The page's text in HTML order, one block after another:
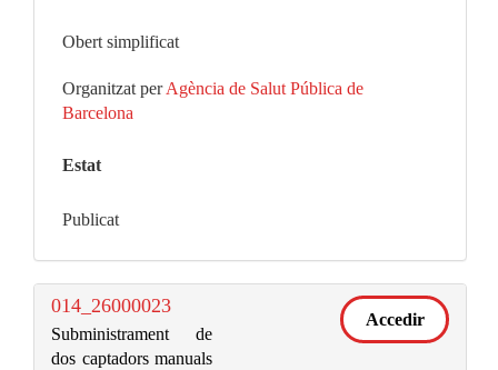
Obert simplificat
Organitzat per Agència de Salut Pública de
Barcelona
Estat
Publicat
014_26000023
Subministrament de
dos captadors manuals
Accedir